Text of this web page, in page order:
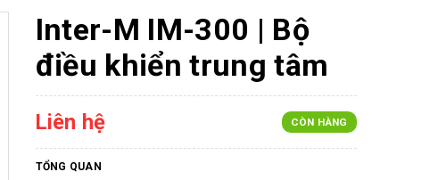
Inter-M IM-300 | Bộ
điều khiển trung tâm
Liên hệ CÒN HÀNG
TỔNG QUAN